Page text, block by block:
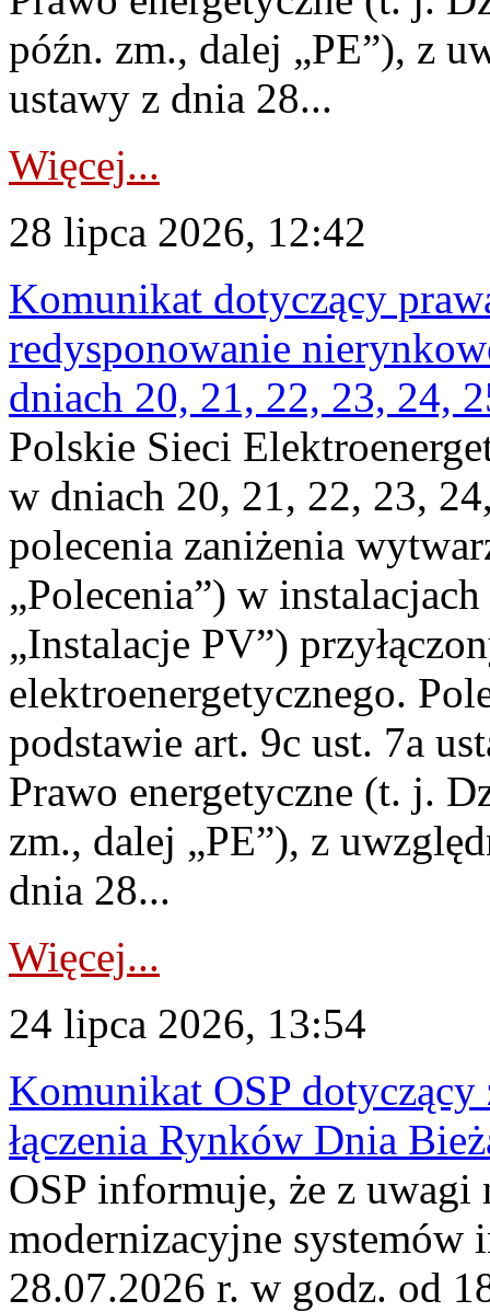
późn. zm., dalej „PE”), z
ustawy z dnia 28...
Więcej...
28 lipca 2026, 12:42
Komunikat dotyczący
redysponowanie
dniach 20, 21, 22, 23, 24,
Polskie Sieci
w dniach 20, 21, 22, 23,
polecenia zaniżenia
„Polecenia”) w
„Instalacje PV”)
elektroenergetycznego.
podstawie art. 9c ust. 7a
Prawo energetyczne (t. j.
zm., dalej „PE”), z
dnia 28...
Więcej...
24 lipca 2026, 13:54
Komunikat OSP dotyczący
łączenia Rynków Dnia
OSP informuje, że z uwagi
modernizacyjne
28.07.2026 r. w godz. od